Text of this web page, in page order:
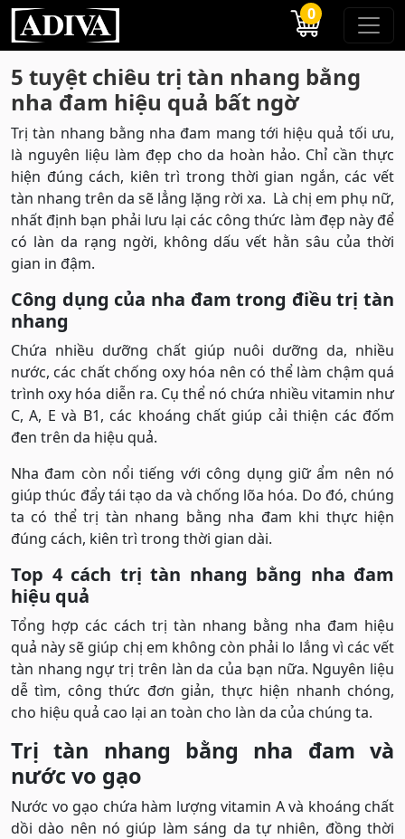
0
5 tuyệt chiêu trị tàn nhang bằng
nha đam hiệu quả bất ngờ
Trị tàn nhang bằng nha đam mang tới hiệu quả tối ưu,
là nguyên liệu làm đẹp cho da hoàn hảo. Chỉ cần thực
hiện đúng cách, kiên trì trong thời gian ngắn, các vết
tàn nhang trên da sẽ lẳng lặng rời xa. Là chị em phụ nữ,
nhất định bạn phải lưu lại các công thức làm đẹp này để
có làn da rạng ngời, không dấu vết hằn sâu của thời
gian in đậm.
Công dụng của nha đam trong điều trị tàn
nhang
Chứa nhiều dưỡng chất giúp nuôi dưỡng da, nhiều
nước, các chất chống oxy hóa nên có thể làm chậm quá
trình oxy hóa diễn ra. Cụ thể nó chứa nhiều vitamin như
C, A, E và B1, các khoáng chất giúp cải thiện các đốm
đen trên da hiệu quả.
Nha đam còn nổi tiếng với công dụng giữ ẩm nên nó
giúp thúc đẩy tái tạo da và chống lõa hóa. Do đó, chúng
ta có thể trị tàn nhang bằng nha đam khi thực hiện
đúng cách, kiên trì trong thời gian dài.
Top 4 cách trị tàn nhang bằng nha đam
hiệu quả
Tổng hợp các cách trị tàn nhang bằng nha đam hiệu
quả này sẽ giúp chị em không còn phải lo lắng vì các vết
tàn nhang ngự trị trên làn da của bạn nữa. Nguyên liệu
dễ tìm, công thức đơn giản, thực hiện nhanh chóng,
cho hiệu quả cao lại an toàn cho làn da của chúng ta.
Trị tàn nhang bằng nha đam và
nước vo gạo
Nước vo gạo chứa hàm lượng vitamin A và khoáng chất
dồi dào nên nó giúp làm sáng da tự nhiên, đồng thời